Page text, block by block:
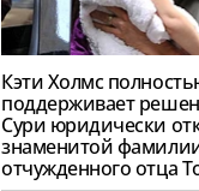
Кэти Холмс
поддерживает
Сури юридически
знаменитой
отчужденного отца